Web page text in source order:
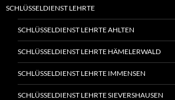
SCHLÜSSELDIENST LEHRTE
SCHLÜSSELDIENST LEHRTE AHLTEN
SCHLÜSSELDIENST LEHRTE HÄMELERWALD
SCHLÜSSELDIENST LEHRTE IMMENSEN
SCHLÜSSELDIENST LEHRTE SIEVERSHAUSEN